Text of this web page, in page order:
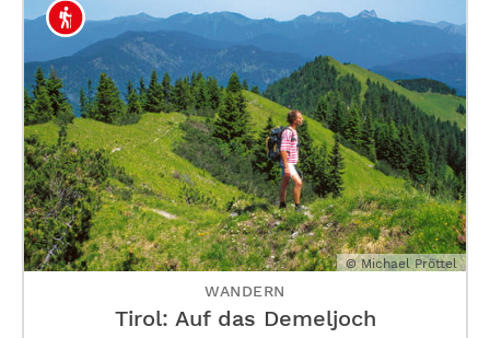
© Michael Pröttel
WANDERN
Tirol: Auf das Demeljoch